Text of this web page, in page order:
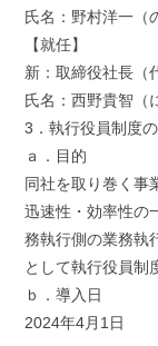
氏名：野村洋一（
【就任】
新：取締役社長（
氏名：西野貴智（
3．執行役員制度
ａ．目的
同社を取り巻く事
迅速性・効率性の
務執行側の業務執
として執行役員制
ｂ．導入日
2024年4月1日